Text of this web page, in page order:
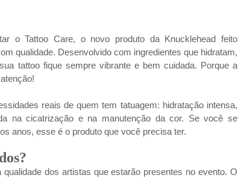
o Tattoo Care, o novo produto da Knucklehead feito
qualidade. Desenvolvido com ingredientes que hidratam,
tattoo fique sempre vibrante e bem cuidada. Porque a
reais de quem tem tatuagem: hidratação intensa,
na cicatrização e na manutenção da cor. Se você se
anos, esse é o produto que você precisa ter.
dos artistas que estarão presentes no evento. O